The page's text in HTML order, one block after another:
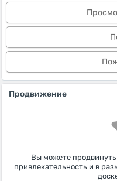
Продвижение
Вы можете продвинуть
привлекательность и в